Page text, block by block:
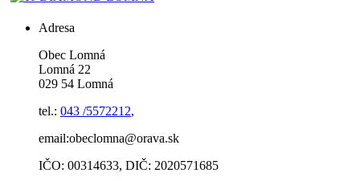
Adresa
Obec Lomná
Lomná 22
029 54 Lomná
tel.: 043 /5572212,
email:obeclomna@orava.sk
IČO: 00314633, DIČ: 2020571685